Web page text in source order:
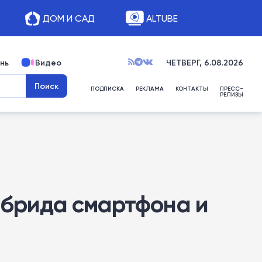
ДОМ И САД ALTUBE
Видео ЧЕТВЕРГ, 6.08.2026
ПОДПИСКА РЕКЛАМА КОНТАКТЫ ПРЕСС-
РЕЛИЗЫ
смартфона и